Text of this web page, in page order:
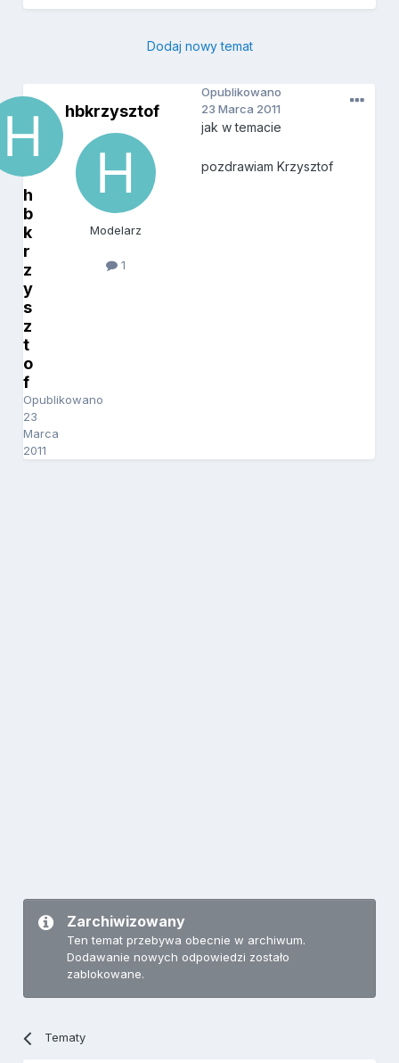
Dodaj nowy temat
h
b
k
r
z
y
s
z
t
o
f
Opublikowano
23
Marca
2011
hbkrzysztof
Modelarz
1
Opublikowano
23 Marca 2011
jak w temacie
pozdrawiam Krzysztof
Zarchiwizowany
Ten temat przebywa obecnie w archiwum.
Dodawanie nowych odpowiedzi zostało
zablokowane.
Tematy